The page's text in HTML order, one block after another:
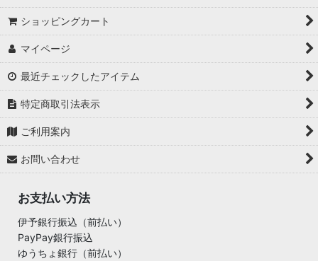
ショッピングカート
マイページ
最近チェックしたアイテム
特定商取引法表示
ご利用案内
お問い合わせ
お支払い方法
伊予銀行振込（前払い）
PayPay銀行振込
ゆうちょ銀行（前払い）